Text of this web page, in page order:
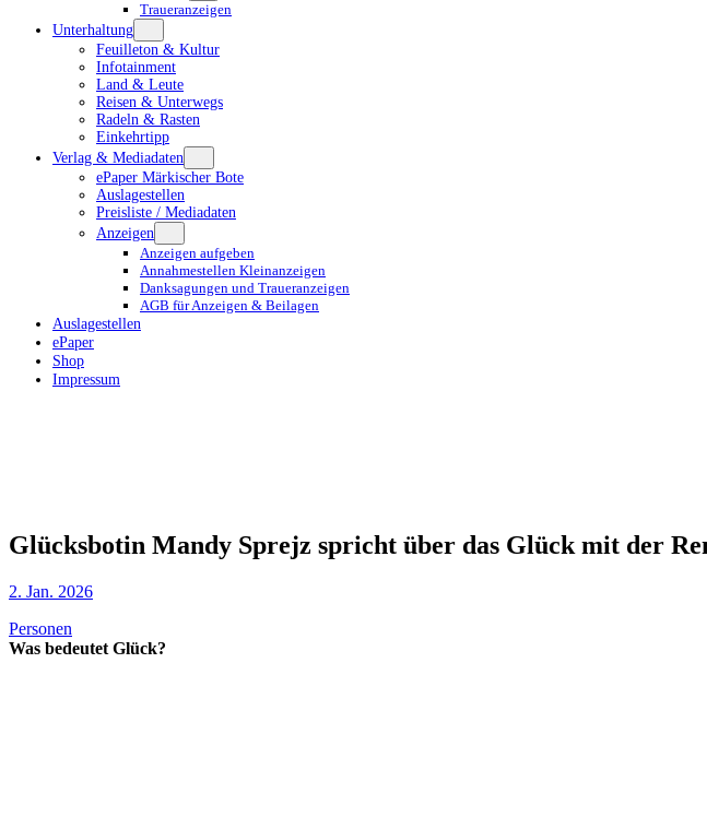
Traueranzeigen
Unterhaltung
Feuilleton & Kultur
Infotainment
Land & Leute
Reisen & Unterwegs
Radeln & Rasten
Einkehrtipp
Verlag & Mediadaten
ePaper Märkischer Bote
Auslagestellen
Preisliste / Mediadaten
Anzeigen
Anzeigen aufgeben
Annahmestellen Kleinanzeigen
Danksagungen und Traueranzeigen
AGB für Anzeigen & Beilagen
Auslagestellen
ePaper
Shop
Impressum
Glücksbotin Mandy Sprejz spricht über das Glück mit der
2. Jan. 2026
Personen
Was bedeutet Glück?